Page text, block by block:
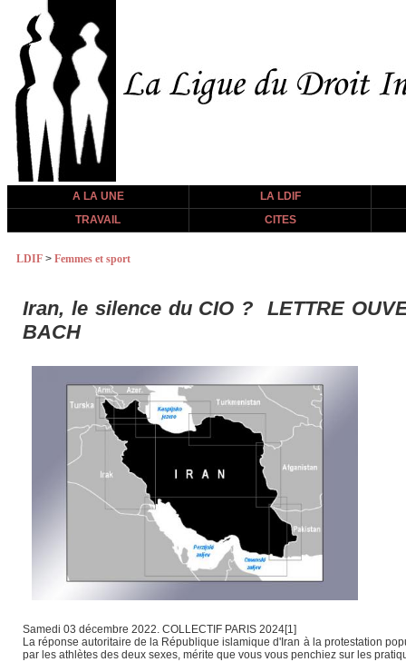
A LA UNE
LA LDIF
TRAVAIL
CITES
LDIF > Femmes et sport
Iran, le silence du CIO ? LETTRE
BACH
Samedi 03 décembre 2022. COLLECTIF PARIS 2024[1]
La réponse autoritaire de la République islamique d'Iran à la protestation
par les athlètes des deux sexes, mérite que vous vous penchiez sur les